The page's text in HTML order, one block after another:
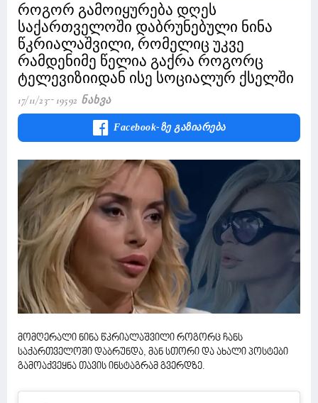
როგორ გამოიყურება დღეს
საქართველოში დაბრუნებული ნინა
წკრიალაშვილი, რომელიც უკვე
რამდენიმე წელია გაქრა როგორც
ტელევიზიიდან ისე სოციალურ ქსელში
17/11/23 19592 Ნახვა
Facebook-Ზე Გაზიარება
მომღერალი ნინა წკრიალაშვილი როგორც ჩანს
საქართველოში დაბრუნდა, მან სთორი და ახალი პოსტები
გამოაქვეყნა თავის ინსტაგრამ გვერდზე.